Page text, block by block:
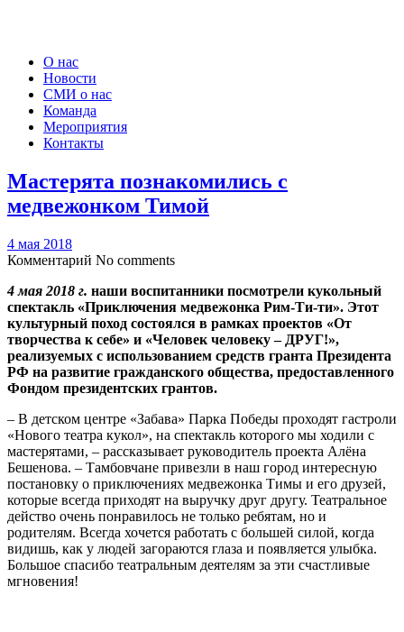
О нас
Новости
СМИ о нас
Команда
Мероприятия
Контакты
Мастерята познакомились с
медвежонком Тимой
4 мая 2018
Комментарий No comments
4 мая 2018 г. наши воспитанники посмотрели кукольный
спектакль «Приключения медвежонка Рим-Ти-ти». Этот
культурный поход состоялся в рамках проектов «От
творчества к себе» и «Человек человеку – ДРУГ!»,
реализуемых с использованием средств гранта Президента
РФ на развитие гражданского общества, предоставленного
Фондом президентских грантов.
– В детском центре «Забава» Парка Победы проходят гастроли
«Нового театра кукол», на спектакль которого мы ходили с
мастерятами, – рассказывает руководитель проекта Алёна
Бешенова. – Тамбовчане привезли в наш город интересную
постановку о приключениях медвежонка Тимы и его друзей,
которые всегда приходят на выручку друг другу. Театральное
действо очень понравилось не только ребятам, но и
родителям. Всегда хочется работать с большей силой, когда
видишь, как у людей загораются глаза и появляется улыбка.
Большое спасибо театральным деятелям за эти счастливые
мгновения!